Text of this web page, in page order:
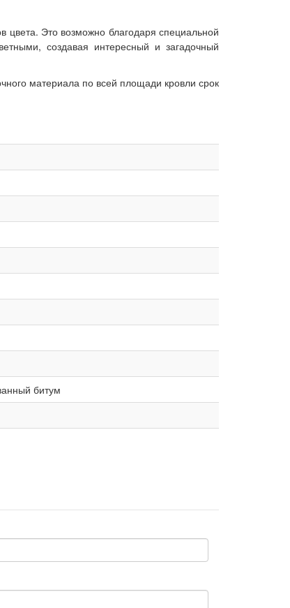
цвета. Это возможно благодаря специальной
создавая интересный и загадочный
материала по всей площади кровли срок
битум